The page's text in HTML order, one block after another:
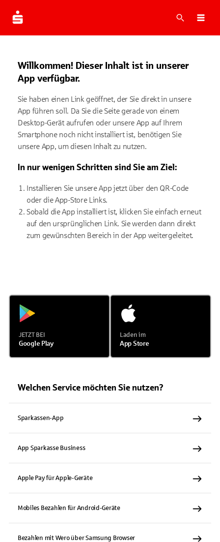
Suche
Willkommen! Dieser Inhalt ist in unserer
App verfügbar.
Sie haben einen Link geöffnet, der Sie direkt in unsere
App führen soll. Da Sie die Seite gerade von einem
Desktop-Gerät aufrufen oder unsere App auf Ihrem
Smartphone noch nicht installiert ist, benötigen Sie
unsere App, um diesen Inhalt zu nutzen.
In nur wenigen Schritten sind Sie am Ziel:
Installieren Sie unsere App jetzt über den QR-Code
oder die App-Store Links.
Sobald die App installiert ist, klicken Sie einfach erneut
auf den ursprünglichen Link. Sie werden dann direkt
zum gewünschten Bereich in der App weitergeleitet.
JETZT BEI
Google Play
Laden im
App Store
Welchen Service möchten Sie nutzen?
Sparkassen-App
App Sparkasse Business
Apple Pay für Apple-Geräte
Mobiles Bezahlen für Android-Geräte
Bezahlen mit Wero über Samsung Browser